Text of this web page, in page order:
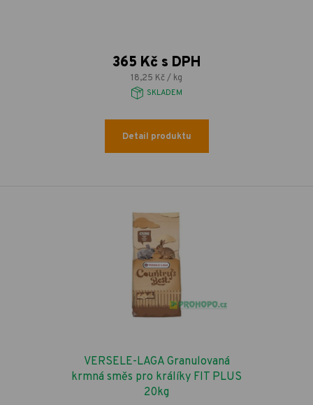
365 Kč s DPH
18,25 Kč / kg
SKLADEM
Detail produktu
VERSELE-LAGA Granulovaná
krmná směs pro králíky FIT PLUS
20kg